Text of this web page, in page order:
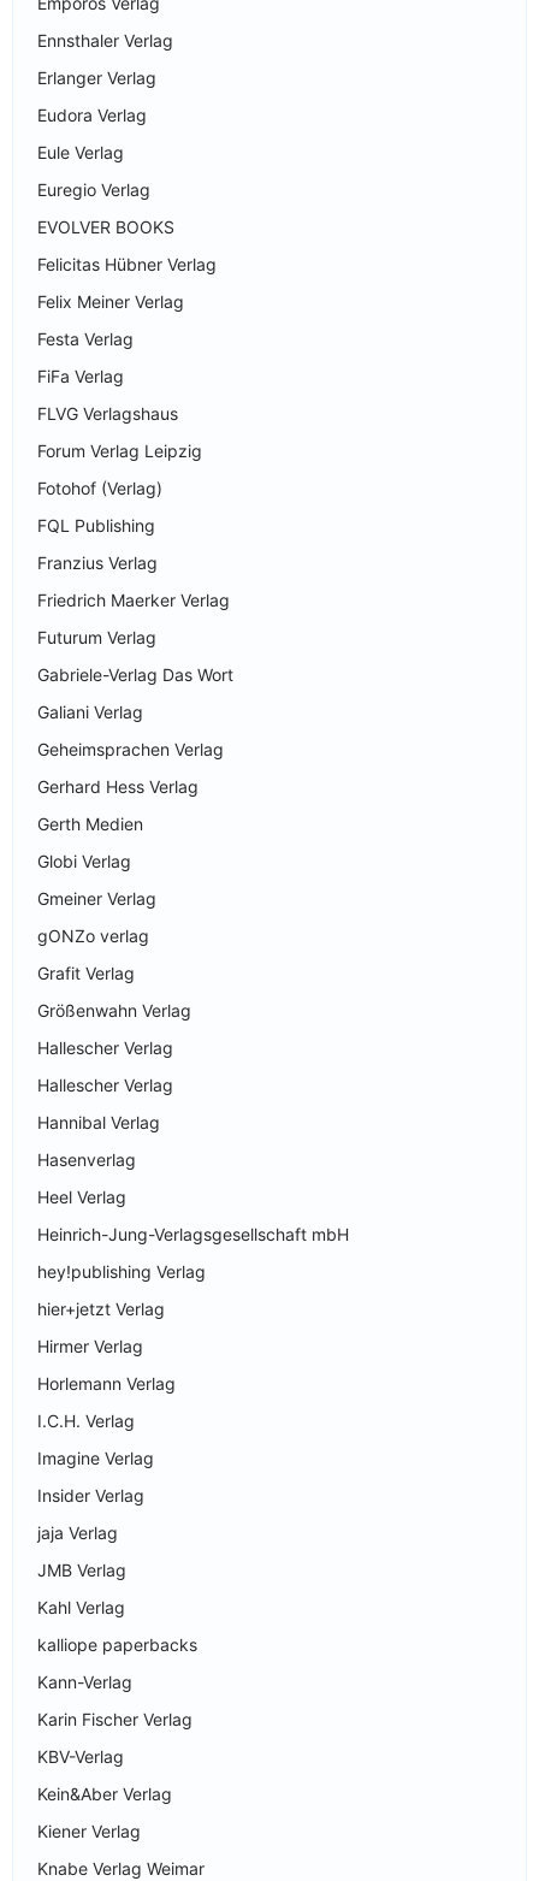
Ennsthaler Verlag
Erlanger Verlag
Eudora Verlag
Eule Verlag
Euregio Verlag
EVOLVER BOOKS
Felicitas Hübner Verlag
Felix Meiner Verlag
Festa Verlag
FiFa Verlag
FLVG Verlagshaus
Forum Verlag Leipzig
Fotohof (Verlag)
FQL Publishing
Franzius Verlag
Friedrich Maerker Verlag
Futurum Verlag
Gabriele-Verlag Das Wort
Galiani Verlag
Geheimsprachen Verlag
Gerhard Hess Verlag
Gerth Medien
Globi Verlag
Gmeiner Verlag
gONZo verlag
Grafit Verlag
Größenwahn Verlag
Hallescher Verlag
Hallescher Verlag
Hannibal Verlag
Hasenverlag
Heel Verlag
Heinrich-Jung-Verlagsgesellschaft mbH
hey!publishing Verlag
hier+jetzt Verlag
Hirmer Verlag
Horlemann Verlag
I.C.H. Verlag
Imagine Verlag
Insider Verlag
jaja Verlag
JMB Verlag
Kahl Verlag
kalliope paperbacks
Kann-Verlag
Karin Fischer Verlag
KBV-Verlag
Kein&Aber Verlag
Kiener Verlag
Knabe Verlag Weimar